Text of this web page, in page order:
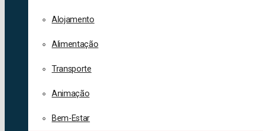
Alojamento
Alimentação
Transporte
Animação
Bem-Estar